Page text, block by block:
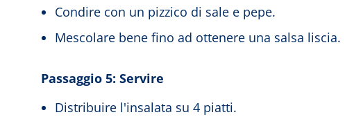
Condire con un pizzico di sale e pepe.
Mescolare bene fino ad ottenere una salsa liscia.
Passaggio 5: Servire
Distribuire l'insalata su 4 piatti.